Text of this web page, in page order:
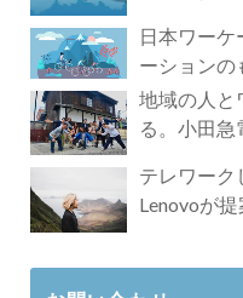
日本ワーケ
ーションの
地域の人と
る。小田急
テレワーク
Lenovoが